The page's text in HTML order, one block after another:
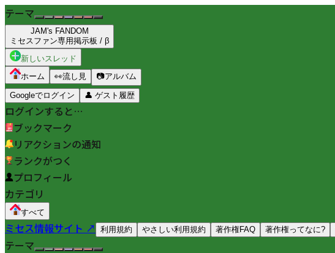
テーマ
JAM's FANDOM
ミセスファン専用掲示板 / β
新しいスレッド
ホーム
👀流し見 📷アルバム
Googleでログイン 👤 ゲスト履歴
ログインすると…
ブックマーク
リアクションの通知
ランクがつく
プロフィール
カテゴリ
すべて
ミセス情報サイト ↗ 利用規約 やさしい利用規約 著作権FAQ 著作権ってなに?
テーマ